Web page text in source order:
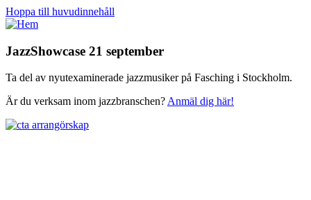
Hoppa till huvudinnehåll
JazzShowcase 21 september
Ta del av nyutexaminerade jazzmusiker på Fasching i Stockholm.
Är du verksam inom jazzbranschen?Anmäl dig här!